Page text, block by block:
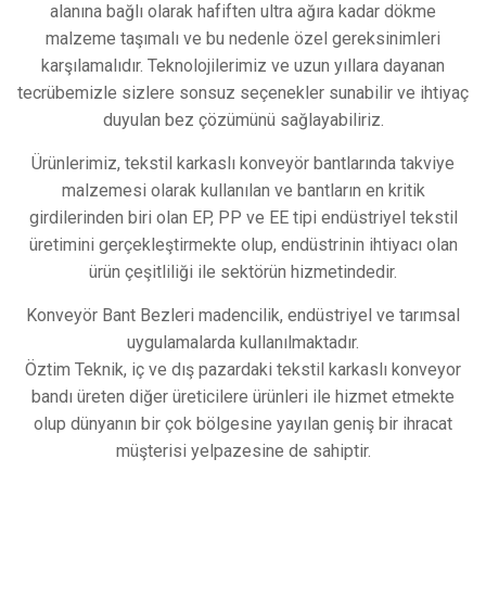
alanına bağlı olarak hafiften ultra ağıra kadar dökme
malzeme taşımalı ve bu nedenle özel gereksinimleri
karşılamalıdır. Teknolojilerimiz ve uzun yıllara dayanan
tecrübemizle sizlere sonsuz seçenekler sunabilir ve ihtiyaç
duyulan bez çözümünü sağlayabiliriz.
Ürünlerimiz, tekstil karkaslı konveyör bantlarında takviye
malzemesi olarak kullanılan ve bantların en kritik
girdilerinden biri olan EP, PP ve EE tipi endüstriyel tekstil
üretimini gerçekleştirmekte olup, endüstrinin ihtiyacı olan
ürün çeşitliliği ile sektörün hizmetindedir.
Konveyör Bant Bezleri madencilik, endüstriyel ve tarımsal
uygulamalarda kullanılmaktadır.
Öztim Teknik, iç ve dış pazardaki tekstil karkaslı konveyor
bandı üreten diğer üreticilere ürünleri ile hizmet etmekte
olup dünyanın bir çok bölgesine yayılan geniş bir ihracat
müşterisi yelpazesine de sahiptir.